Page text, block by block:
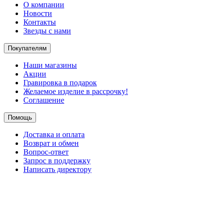
О компании
Новости
Контакты
Звезды с нами
Покупателям
Наши магазины
Акции
Гравировка в подарок
Желаемое изделие в рассрочку!
Соглашение
Помощь
Доставка и оплата
Возврат и обмен
Вопрос-ответ
Запрос в поддержку
Написать директору